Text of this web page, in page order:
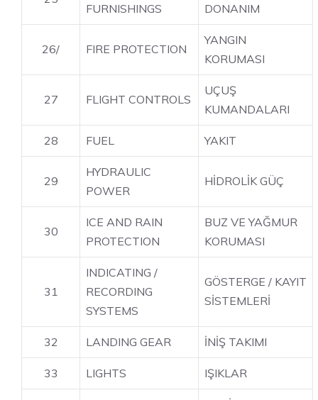
FURNISHINGS
DONANIM
26/ FIRE PROTECTION
YANGIN
KORUMASI
27 FLIGHT CONTROLS
UÇUŞ
KUMANDALARI
28 FUEL YAKIT
29
HYDRAULIC
POWER
HİDROLİK GÜÇ
30
ICE AND RAIN
PROTECTION
BUZ VE YAĞMUR
KORUMASI
31
INDICATING /
RECORDING
SYSTEMS
GÖSTERGE / KAYIT
SİSTEMLERİ
32 LANDING GEAR İNİŞ TAKIMI
33 LIGHTS IŞIKLAR